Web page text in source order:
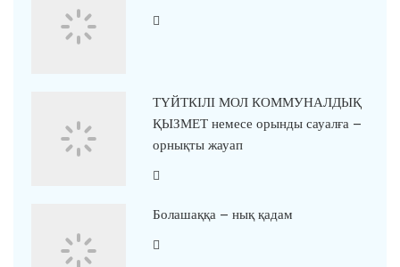
ТҮЙТКІЛІ МОЛ КОММУНАЛДЫҚ
ҚЫЗМЕТ немесе орынды сауалға –
орнықты жауап
Болашаққа – нық қадам